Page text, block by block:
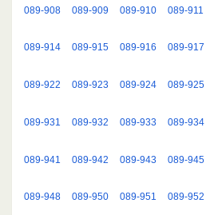
089-908 089-909 089-910 089-911
089-914 089-915 089-916 089-917
089-922 089-923 089-924 089-925
089-931 089-932 089-933 089-934
089-941 089-942 089-943 089-945
089-948 089-950 089-951 089-952